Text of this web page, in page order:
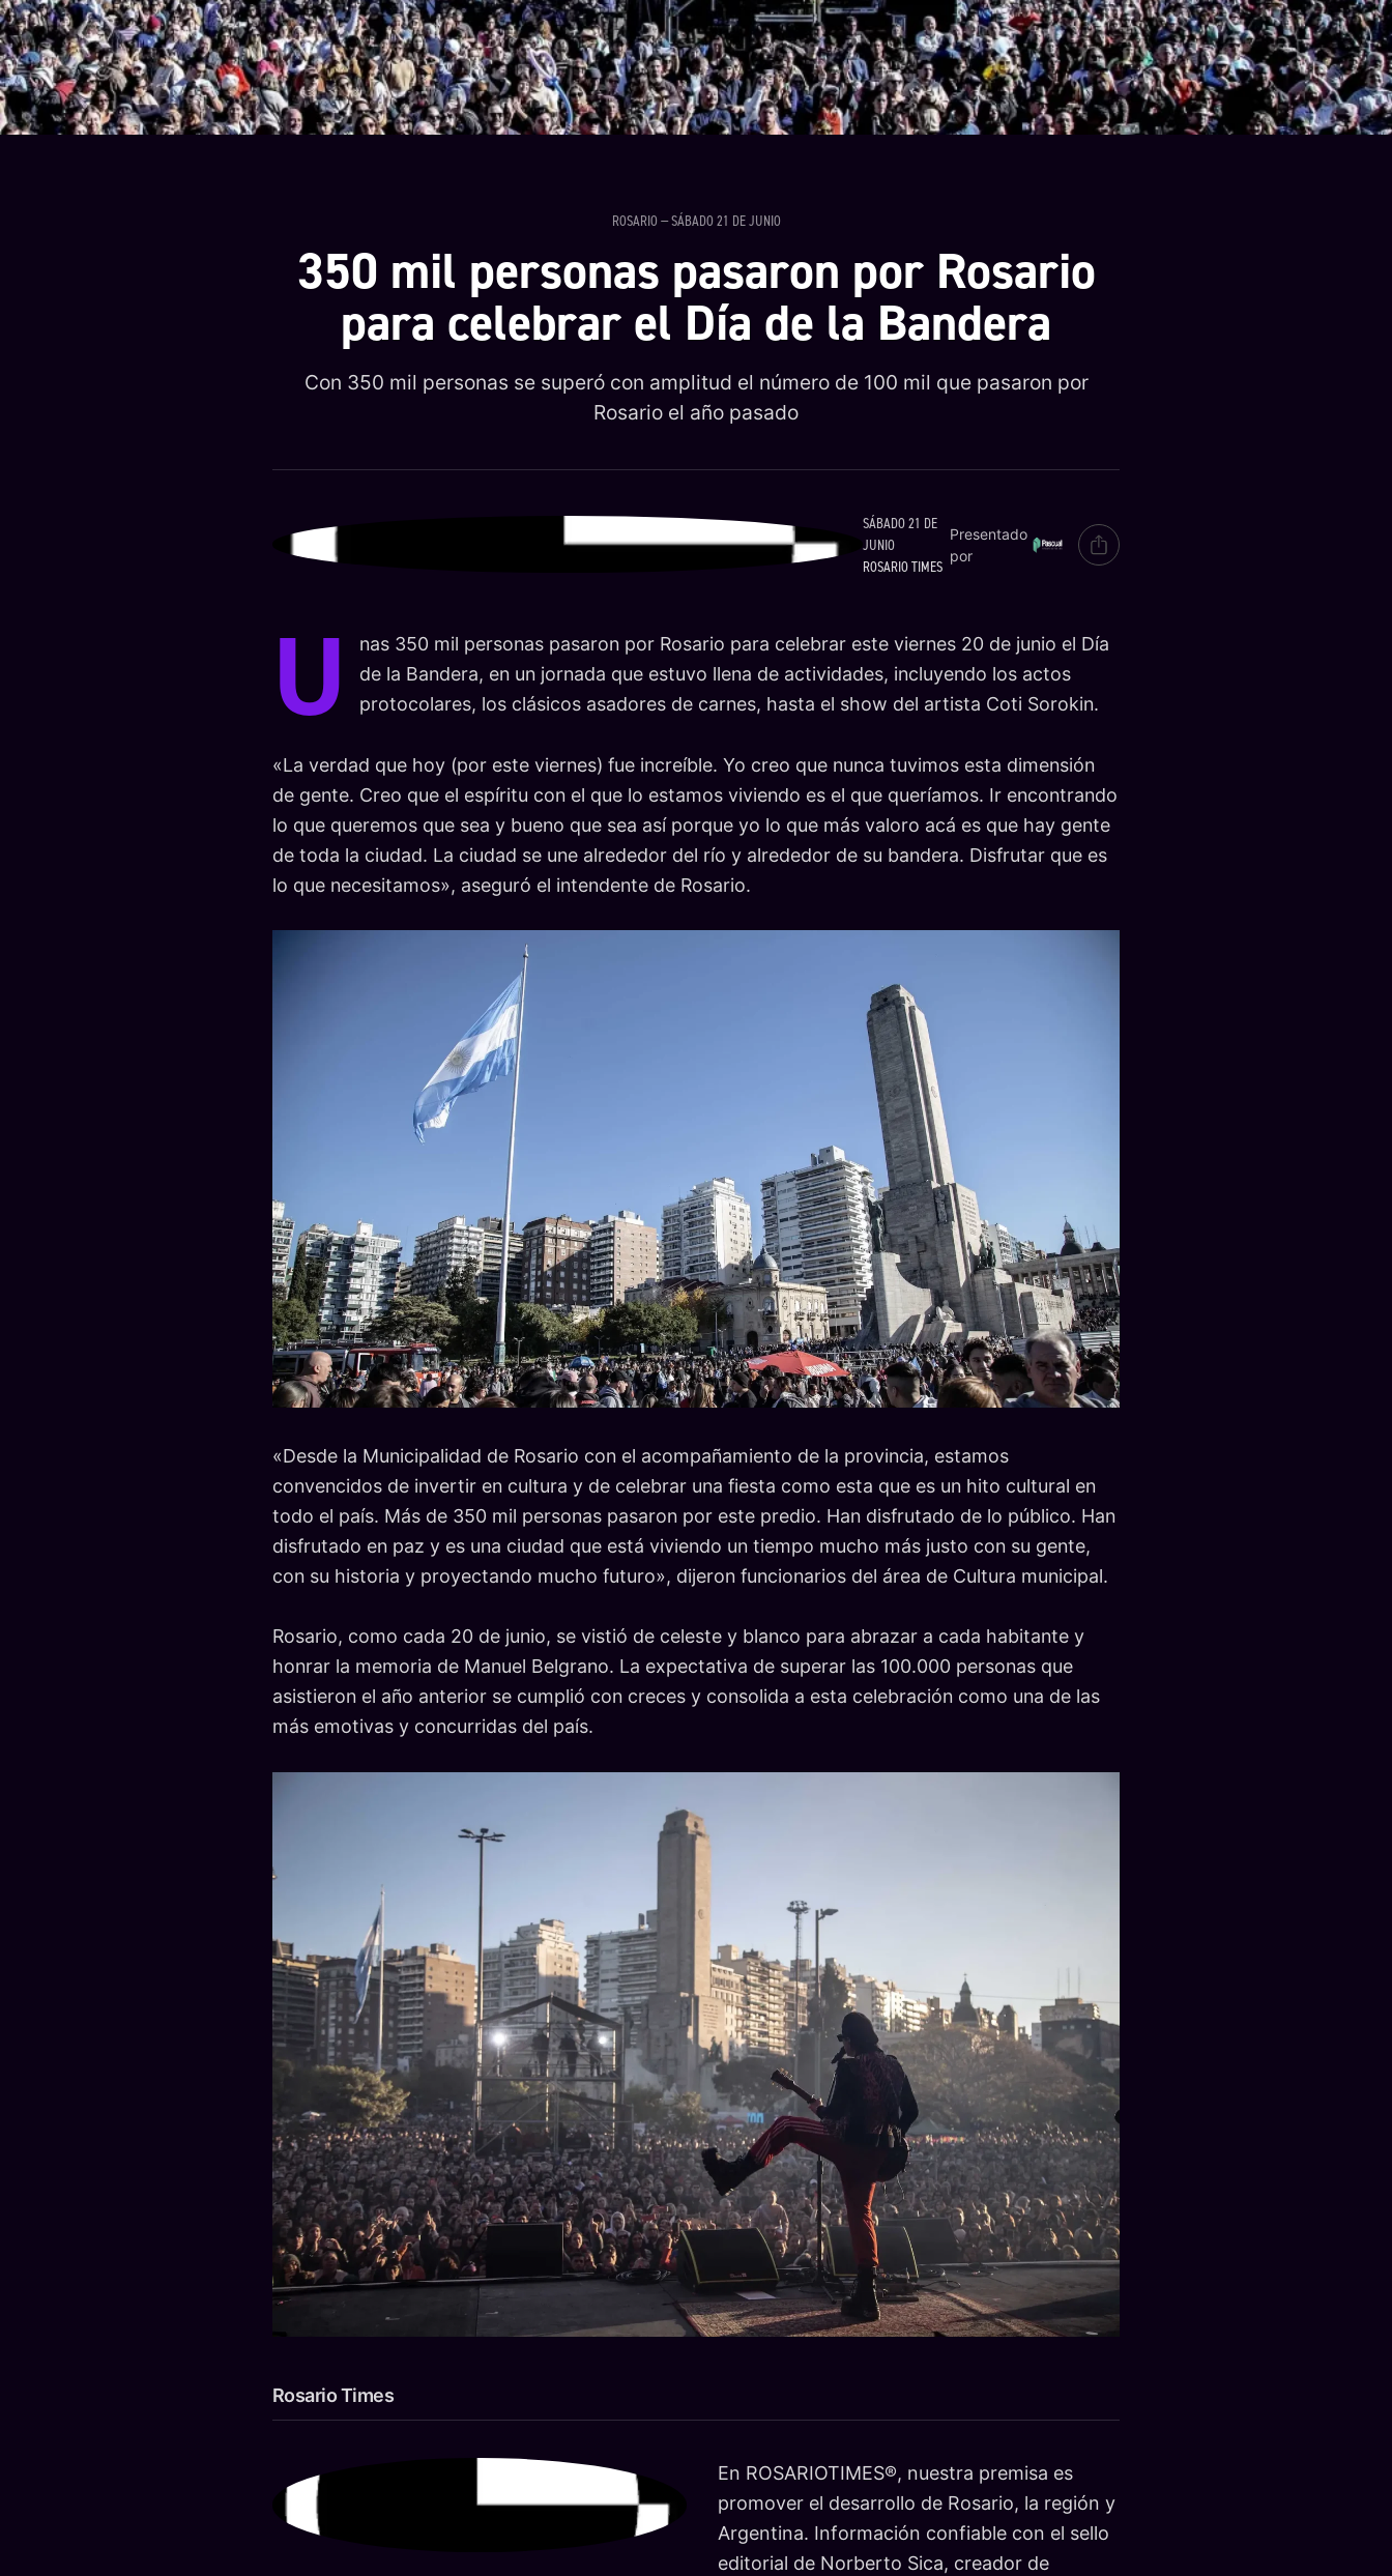
ROSARIO — SÁBADO 21 DE JUNIO
350 mil personas pasaron por Rosario
para celebrar el Día de la Bandera
Con 350 mil personas se superó con amplitud el número de 100 mil que pasaron por
Rosario el año pasado
SÁBADO 21 DE
JUNIO
ROSARIO TIMES
Presentado
por
U
nas 350 mil personas pasaron por Rosario para celebrar este viernes 20 de junio el Día
de la Bandera, en un jornada que estuvo llena de actividades, incluyendo los actos
protocolares, los clásicos asadores de carnes, hasta el show del artista Coti Sorokin.
«La verdad que hoy (por este viernes) fue increíble. Yo creo que nunca tuvimos esta dimensión
de gente. Creo que el espíritu con el que lo estamos viviendo es el que queríamos. Ir encontrando
lo que queremos que sea y bueno que sea así porque yo lo que más valoro acá es que hay gente
de toda la ciudad. La ciudad se une alrededor del río y alrededor de su bandera. Disfrutar que es
lo que necesitamos», aseguró el intendente de Rosario.
«Desde la Municipalidad de Rosario con el acompañamiento de la provincia, estamos
convencidos de invertir en cultura y de celebrar una fiesta como esta que es un hito cultural en
todo el país. Más de 350 mil personas pasaron por este predio. Han disfrutado de lo público. Han
disfrutado en paz y es una ciudad que está viviendo un tiempo mucho más justo con su gente,
con su historia y proyectando mucho futuro», dijeron funcionarios del área de Cultura municipal.
Rosario, como cada 20 de junio, se vistió de celeste y blanco para abrazar a cada habitante y
honrar la memoria de Manuel Belgrano. La expectativa de superar las 100.000 personas que
asistieron el año anterior se cumplió con creces y consolida a esta celebración como una de las
más emotivas y concurridas del país.
Rosario Times
En ROSARIOTIMES®, nuestra premisa es
promover el desarrollo de Rosario, la región y
Argentina. Información confiable con el sello
editorial de Norberto Sica, creador de